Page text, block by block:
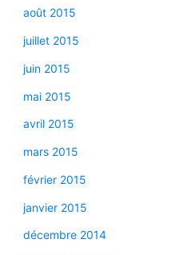
août 2015
juillet 2015
juin 2015
mai 2015
avril 2015
mars 2015
février 2015
janvier 2015
décembre 2014